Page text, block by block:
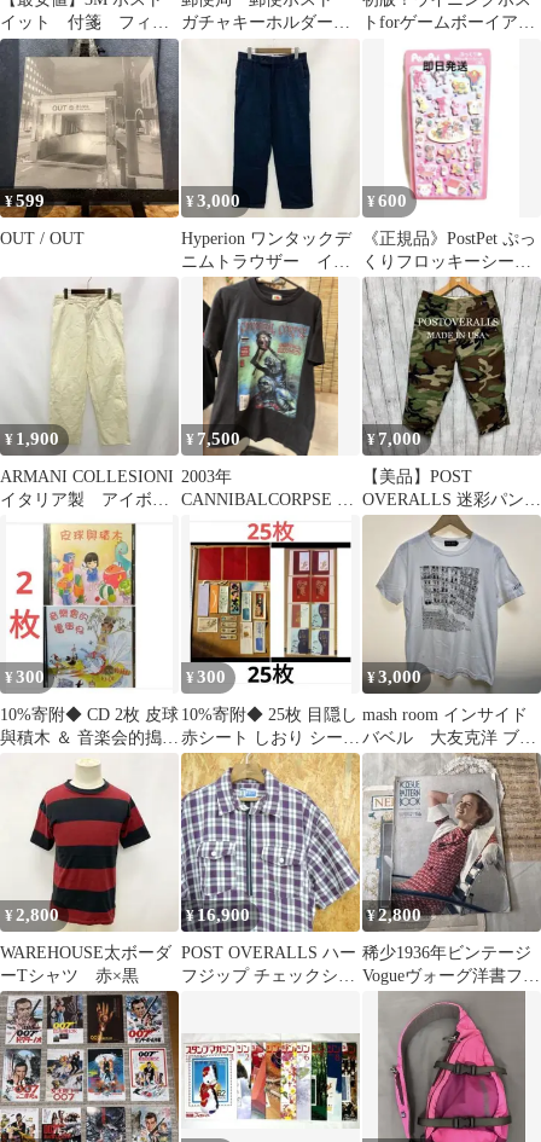
イット 付箋 フィル
ム 4個 683NEH
ガチャキーホルダー
パンダ こけし 鳴子
温泉郷 上野動物園
トforゲームボーイアド
バンスガイドブック 光
¥599
OUT / OUT
¥3,000
Hyperion ワンタックデ
ニムトラウザー イン
ディゴ オフィサース
ラックス
¥600
《正規品》PostPet ぷっ
くりフロッキーシール
集合
¥ 1,900
ARMANI COLLESIONI
イタリア製 アイボリ
ーパンツ 90s
¥ 7,500
2003年
CANNIBALCORPSE ヴ
ィンテージバンドTシ
ャツ M
¥7,000
【美品】POST
OVERALLS 迷彩パン
ツ！日本製！
¥ 300
10%寄附◆ CD 2枚 皮球
與積木 ＆ 音楽会的搗蛋
¥ 300
10%寄附◆ 25枚 目隠し
赤シート しおり シール
カード 年賀状 封筒
¥3,000
mash room インサイド
バベル 大友克洋 ブリ
ューゲル バベルの塔
¥2,800
WAREHOUSE太ボーダ
ーTシャツ 赤×黒
¥16,900
POST OVERALLS ハー
フジップ チェックシャ
¥2,800
稀少1936年ビンテージ
Vogueヴォーグ洋書ファ
ッション雑誌ジャンク
ジャーナル